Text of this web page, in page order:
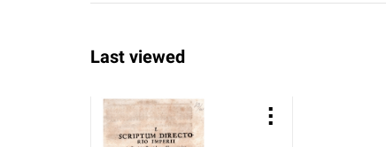
Last viewed